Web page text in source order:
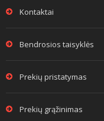
Kontaktai
Bendrosios taisyklės
Prekių pristatymas
Prekių grąžinimas